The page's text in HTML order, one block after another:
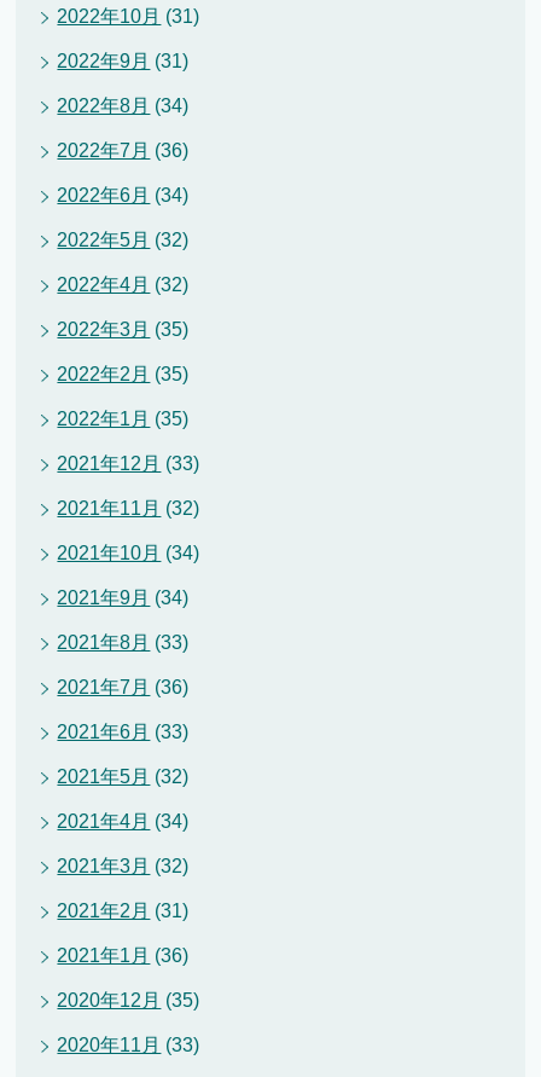
2022年10月 (31)
2022年9月 (31)
2022年8月 (34)
2022年7月 (36)
2022年6月 (34)
2022年5月 (32)
2022年4月 (32)
2022年3月 (35)
2022年2月 (35)
2022年1月 (35)
2021年12月 (33)
2021年11月 (32)
2021年10月 (34)
2021年9月 (34)
2021年8月 (33)
2021年7月 (36)
2021年6月 (33)
2021年5月 (32)
2021年4月 (34)
2021年3月 (32)
2021年2月 (31)
2021年1月 (36)
2020年12月 (35)
2020年11月 (33)